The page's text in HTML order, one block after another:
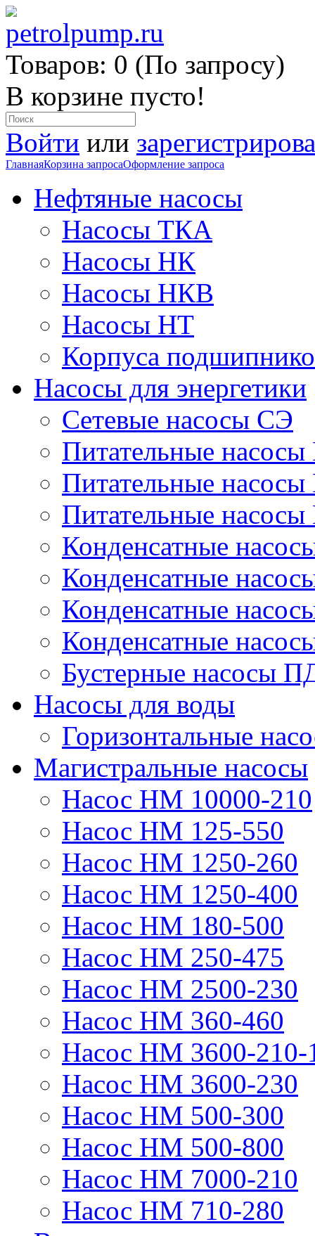
Товаров: 0 (По запросу)
В корзине пусто!
Войти или
ГлавнаяКорзина запросаОформление запроса
Нефтяные насосы
Насосы ТКА
Насосы НК
Насосы НКВ
Насосы НТ
Корпуса
Насосы для энергетики
Сетевые насосы СЭ
Питательные
Питательные
Питательные
Конденсатные
Конденсатные
Конденсатные
Конденсатные
Бустерные насосы
Насосы для воды
Горизонтальные
Магистральные насосы
Насос НМ 10000-210
Насос НМ 125-550
Насос НМ 1250-260
Насос НМ 1250-400
Насос НМ 180-500
Насос НМ 250-475
Насос НМ 2500-230
Насос НМ 360-460
Насос НМ 3600-210-
Насос НМ 3600-230
Насос НМ 500-300
Насос НМ 500-800
Насос НМ 7000-210
Насос НМ 710-280